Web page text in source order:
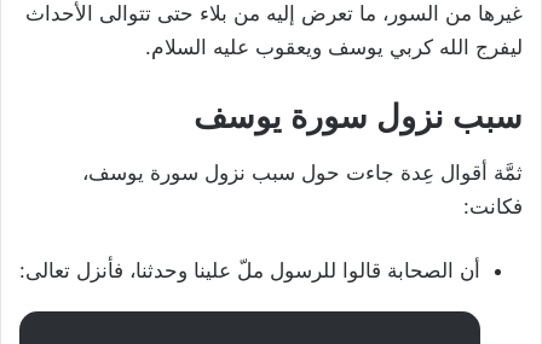
غيرها من السور، ما تعرض إليه من بلاء حتى تتوالى الأحداث
ليفرج الله كربي يوسف ويعقوب عليه السلام.
سبب نزول سورة يوسف
ثمَّة أقوال عِدة جاءت حول سبب نزول سورة يوسف،
فكانت:
أن الصحابة قالوا للرسول ملّ علينا وحدثنا، فأنزل تعالى: